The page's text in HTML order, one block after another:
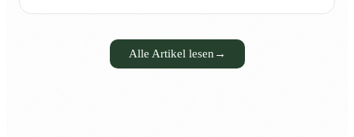
Alle Artikel lesen →